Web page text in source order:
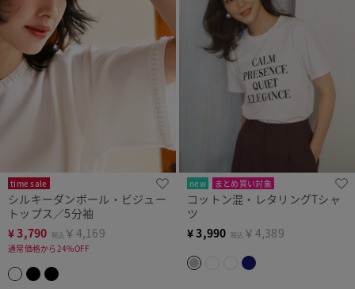
time sale
シルキーダンボール・ビジュー
トップス／5分袖
¥3,790 税込 ￥4,169
通常価格から24%OFF
new
まとめ買い対象
WEB・店舗限定
コットン混・レタリングTシャ
ツ
¥3,990 税込 ￥4,389